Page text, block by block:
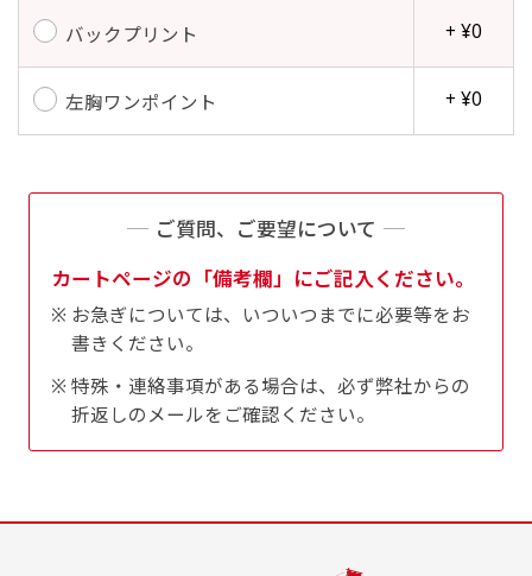
バックプリント + ¥0
左胸ワンポイント + ¥0
ご質問、ご要望について
カートページの「備考欄」にご記入ください。
お急ぎについては、いついつまでに必要等をお
書きください。
特殊・連絡事項がある場合は、必ず弊社からの
折返しのメールをご確認ください。